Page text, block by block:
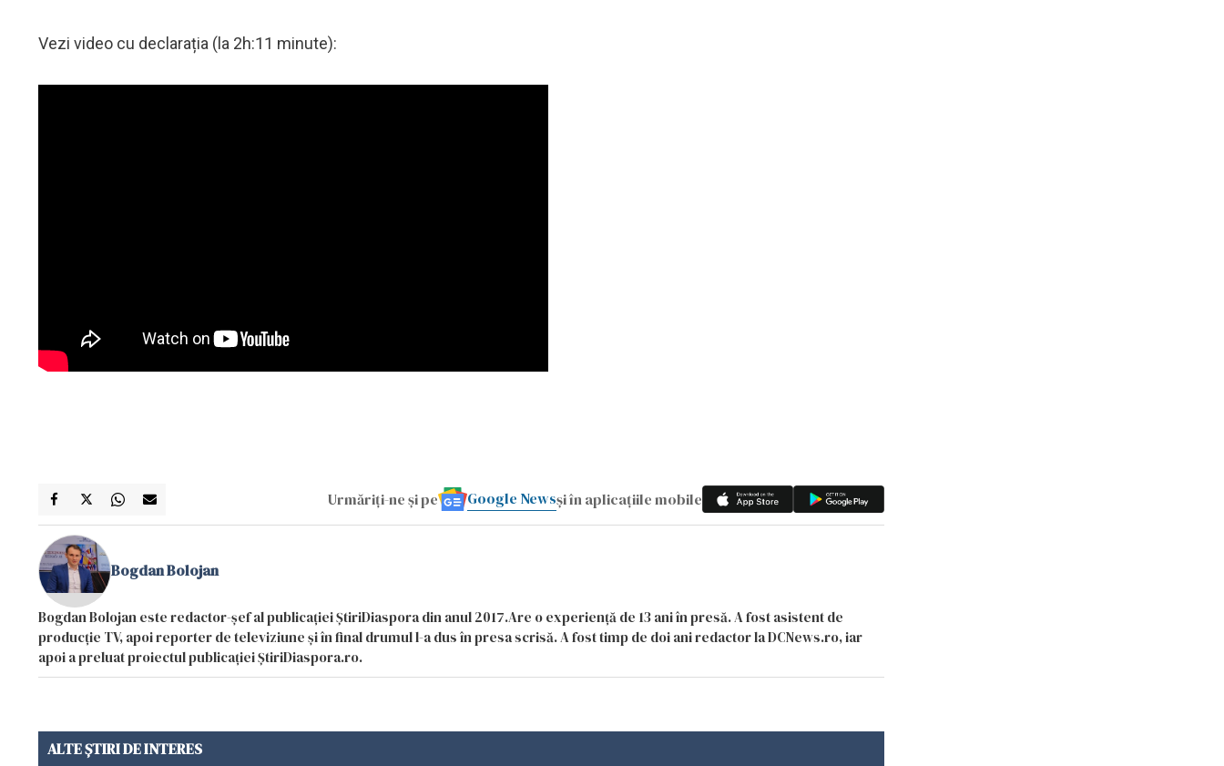
Vezi video cu declarația (la 2h:11 minute):
Urmăriți-ne și pe Google Newsși în aplicațiile mobile
Bogdan Bolojan
Bogdan Bolojan este redactor-șef al publicației ȘtiriDiaspora din anul 2017.Are o experiență de 13 ani în presă. A fost asistent de
producție TV, apoi reporter de televiziune și în final drumul l-a dus în presa scrisă. A fost timp de doi ani redactor la DCNews.ro, iar
apoi a preluat proiectul publicației ȘtiriDiaspora.ro.
ALTE ȘTIRI DE INTERES